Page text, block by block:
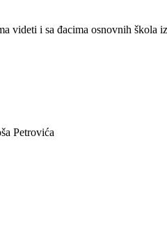
videti i sa đacima osnovnih škola
Petrovića